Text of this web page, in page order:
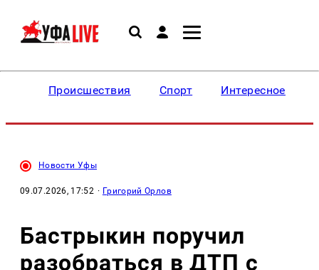
Происшествия Спорт Интересное
Новости Уфы
09.07.2026, 17:52 · Григорий Орлов
Бастрыкин поручил
разобраться в ДТП с